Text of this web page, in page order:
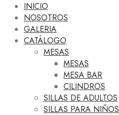
INICIO
NOSOTROS
GALERIA
CATÁLOGO
MESAS
MESAS
MESA BAR
CILINDROS
SILLAS DE ADULTOS
SILLAS PARA NIÑOS